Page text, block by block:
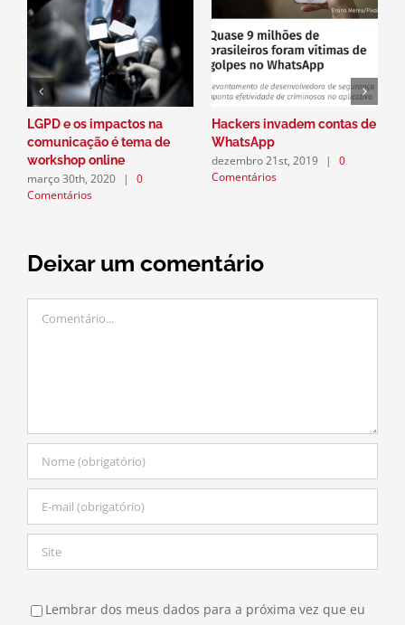
LGPD e os impactos na
comunicação é tema de
workshop online
março 30th, 2020 |
0
Comentários
Hackers invadem contas de
WhatsApp
dezembro 21st, 2019 |
0
Comentários
Deixar um comentário
Comentário
Lembrar dos meus dados para a próxima vez que eu